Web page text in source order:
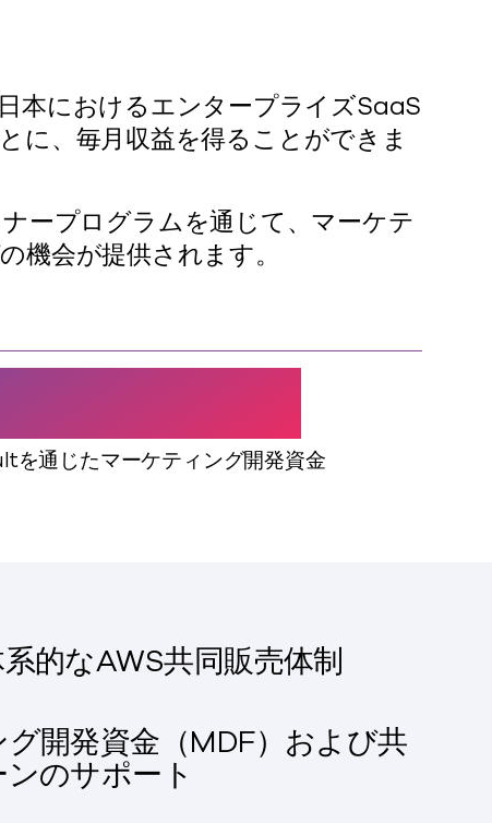
本におけるエンタープライズSaaS
に、毎月収益を得ることができま
ープログラムを通じて、マーケテ
機会が提供されます。
通じたマーケティング開発資金
的なAWS共同販売体制
開発資金（MDF）および共
のサポート